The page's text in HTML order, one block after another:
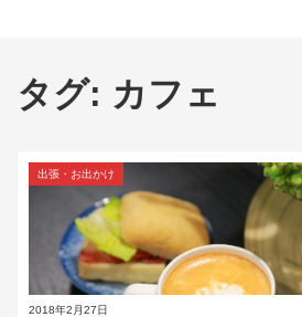
タグ: カフェ
2018年2月27日
出張・お出かけ